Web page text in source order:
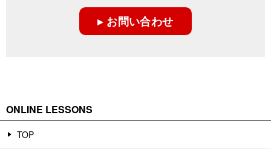
▸ お問い合わせ
ONLINE LESSONS
TOP